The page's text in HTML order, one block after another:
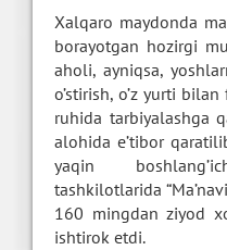
Xalqaro maydonda
borayotgan hozirgi
aholi, ayniqsa,
o’stirish, o’z yurti
ruhida tarbiyalashga
alohida e’tibor
yaqin
tashkilotlarida
160 mingdan ziyod
ishtirok etdi.